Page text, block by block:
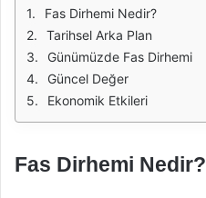
Fas Dirhemi Nedir?
Tarihsel Arka Plan
Günümüzde Fas Dirhemi
Güncel Değer
Ekonomik Etkileri
Fas Dirhemi Nedir?